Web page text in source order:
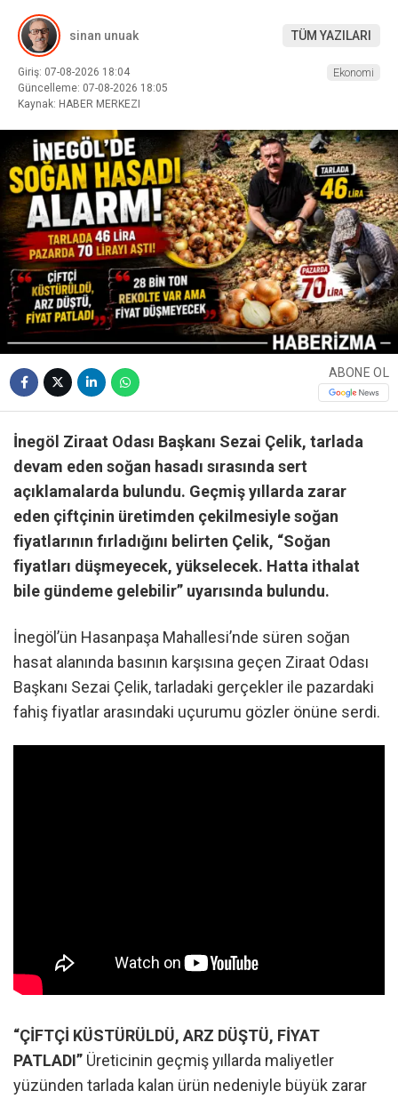
sinan unuak TÜM YAZILARI
Giriş: 07-08-2026 18:04
Güncelleme: 07-08-2026 18:05
Kaynak: HABER MERKEZI
Ekonomi
ABONE OL
İnegöl Ziraat Odası Başkanı Sezai Çelik, tarlada
devam eden soğan hasadı sırasında sert
açıklamalarda bulundu. Geçmiş yıllarda zarar
eden çiftçinin üretimden çekilmesiyle soğan
fiyatlarının fırladığını belirten Çelik, “Soğan
fiyatları düşmeyecek, yükselecek. Hatta ithalat
bile gündeme gelebilir” uyarısında bulundu.
İnegöl’ün Hasanpaşa Mahallesi’nde süren soğan
hasat alanında basının karşısına geçen Ziraat Odası
Başkanı Sezai Çelik, tarladaki gerçekler ile pazardaki
fahiş fiyatlar arasındaki uçurumu gözler önüne serdi.
“ÇİFTÇİ KÜSTÜRÜLDÜ, ARZ DÜŞTÜ, FİYAT
PATLADI” Üreticinin geçmiş yıllarda maliyetler
yüzünden tarlada kalan ürün nedeniyle büyük zarar